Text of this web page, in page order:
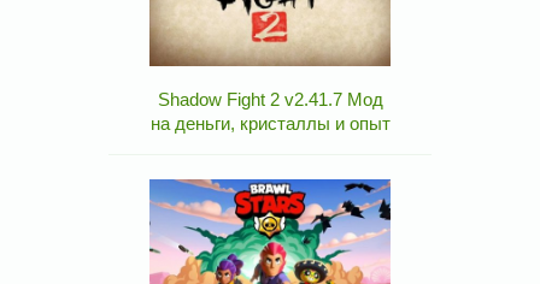
Shadow Fight 2 v2.41.7 Мод
на деньги, кристаллы и опыт